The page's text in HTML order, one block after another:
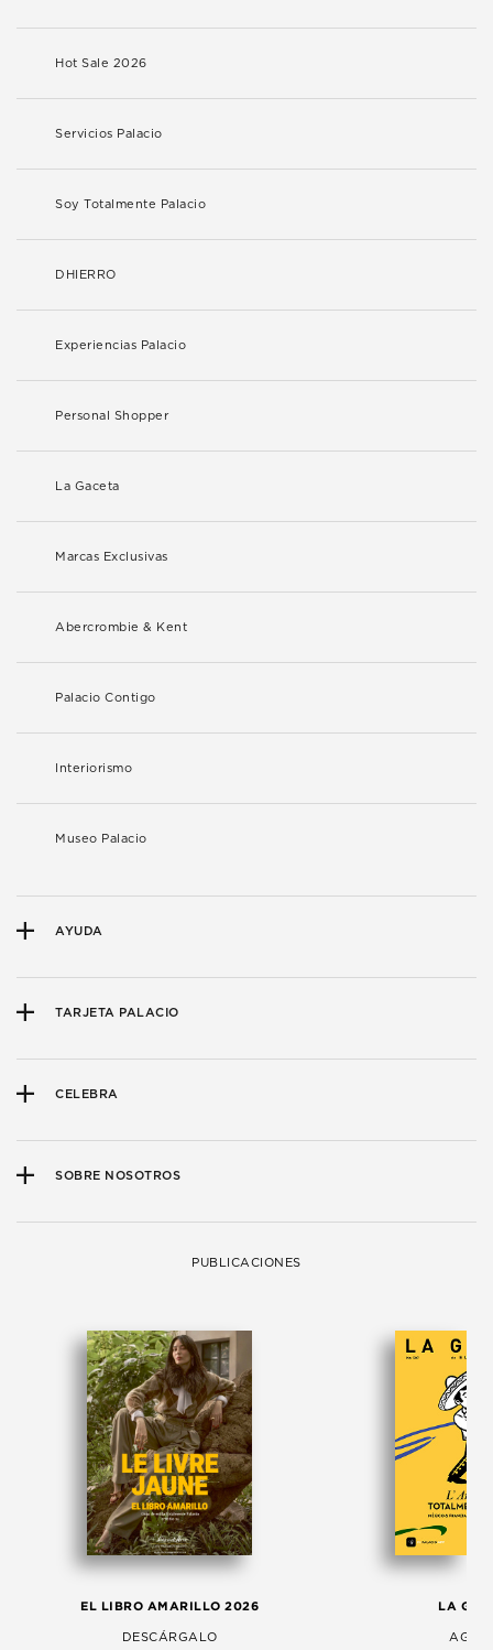
Hot Sale 2026
Servicios Palacio
Soy Totalmente Palacio
DHIERRO
Experiencias Palacio
Personal Shopper
La Gaceta
Marcas Exclusivas
Abercrombie & Kent
Palacio Contigo
Interiorismo
Museo Palacio
AYUDA
TARJETA PALACIO
CELEBRA
SOBRE NOSOTROS
PUBLICACIONES
EL LIBRO AMARILLO 2026
DESCÁRGALO
LA